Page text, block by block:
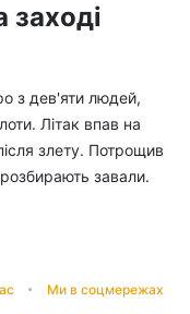
заході
з дев'яти людей,
Літак впав на
злету. Потрощив
завали.
Ми в соцмережах